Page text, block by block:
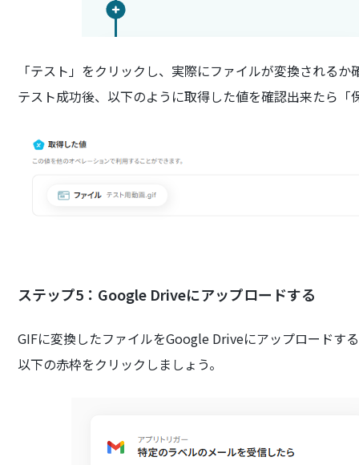
「テスト」をクリックし、実際にファイルが変換されるか
テスト成功後、以下のように取得した値を確認出来たら「
ステップ5：Google Driveにアップロードする
GIFに変換したファイルをGoogle Driveにアップロードす
以下の赤枠をクリックしましょう。